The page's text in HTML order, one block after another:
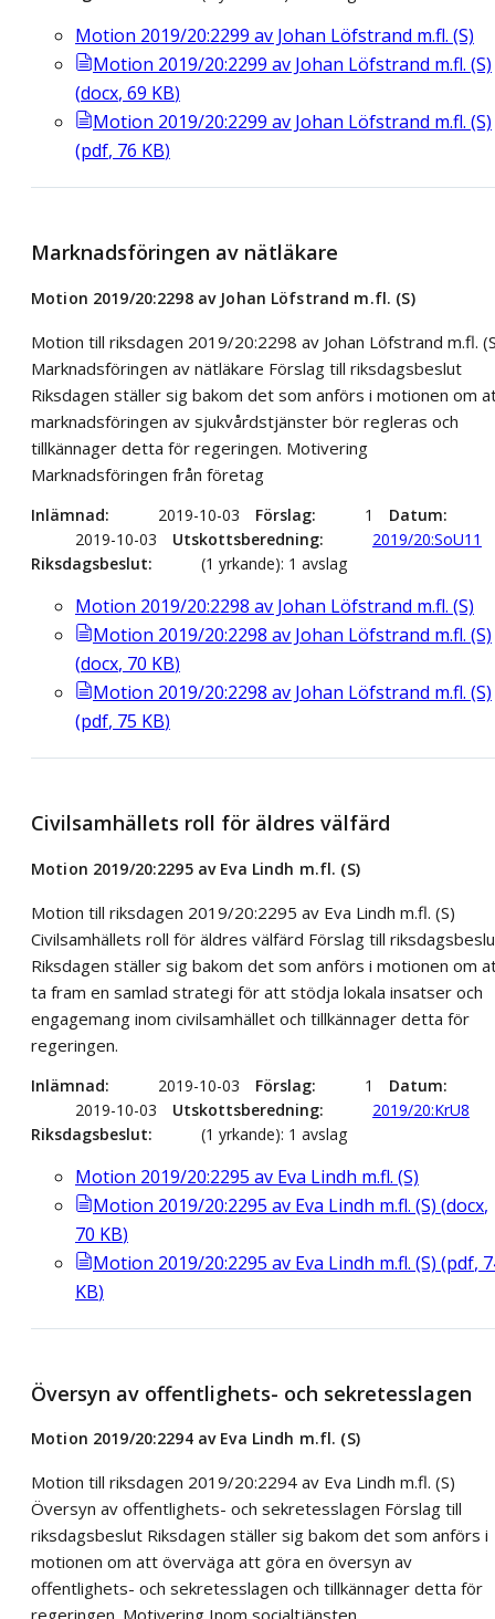
Motion 2019/20:2299 av Johan Löfstrand m.fl. (S)
Motion 2019/20:2299 av Johan Löfstrand m.fl. (S)
(docx, 69 KB)
Motion 2019/20:2299 av Johan Löfstrand m.fl. (S)
(pdf, 76 KB)
Marknadsföringen av nätläkare
Motion 2019/20:2298 av Johan Löfstrand m.fl. (S)
Motion till riksdagen 2019/20:2298 av Johan Löfstrand m.fl.
Marknadsföringen av nätläkare Förslag till riksdagsbeslut
Riksdagen ställer sig bakom det som anförs i motionen om
marknadsföringen av sjukvårdstjänster bör regleras och
tillkännager detta för regeringen. Motivering
Marknadsföringen från företag
Inlämnad 2019-10-03 Förslag 1
Datum
2019-10-03
Utskottsberedning
2019/20:SoU11
Riksdagsbeslut
(1 yrkande): 1 avslag
Motion 2019/20:2298 av Johan Löfstrand m.fl. (S)
Motion 2019/20:2298 av Johan Löfstrand m.fl. (S)
(docx, 70 KB)
Motion 2019/20:2298 av Johan Löfstrand m.fl. (S)
(pdf, 75 KB)
Civilsamhällets roll för äldres välfärd
Motion 2019/20:2295 av Eva Lindh m.fl. (S)
Motion till riksdagen 2019/20:2295 av Eva Lindh m.fl. (S)
Civilsamhällets roll för äldres välfärd Förslag till
Riksdagen ställer sig bakom det som anförs i motionen om
ta fram en samlad strategi för att stödja lokala insatser och
engagemang inom civilsamhället och tillkännager detta för
regeringen.
Inlämnad 2019-10-03 Förslag 1
Datum
2019-10-03
Utskottsberedning
2019/20:KrU8
Riksdagsbeslut
(1 yrkande): 1 avslag
Motion 2019/20:2295 av Eva Lindh m.fl. (S)
Motion 2019/20:2295 av Eva Lindh m.fl. (S) (docx,
70 KB)
Motion 2019/20:2295 av Eva Lindh m.fl. (S) (pdf,
KB)
Översyn av offentlighets- och sekretesslagen
Motion 2019/20:2294 av Eva Lindh m.fl. (S)
Motion till riksdagen 2019/20:2294 av Eva Lindh m.fl. (S)
Översyn av offentlighets- och sekretesslagen Förslag till
riksdagsbeslut Riksdagen ställer sig bakom det som anförs i
motionen om att överväga att göra en översyn av
offentlighets- och sekretesslagen och tillkännager detta för